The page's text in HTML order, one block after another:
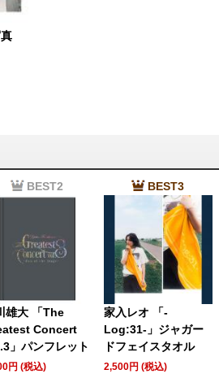
BEST2
雄大 「The
Concert
」パンフレット
円 (税込)
BEST3
家入レオ 「-
Log:31-」ジャガー
ドフェイスタオル
2,500円 (税込)